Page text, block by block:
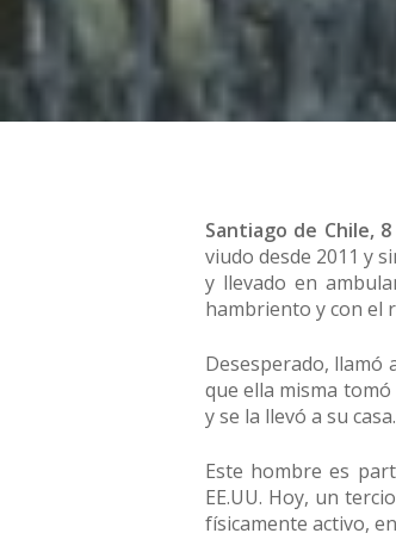
Santiago de Chile,
viudo desde 2011 y
y llevado en
hambriento y con el
Desesperado, llamó
que ella misma
y se la llevó a su casa.
Este hombre es
EE.UU. Hoy, un
físicamente activo,